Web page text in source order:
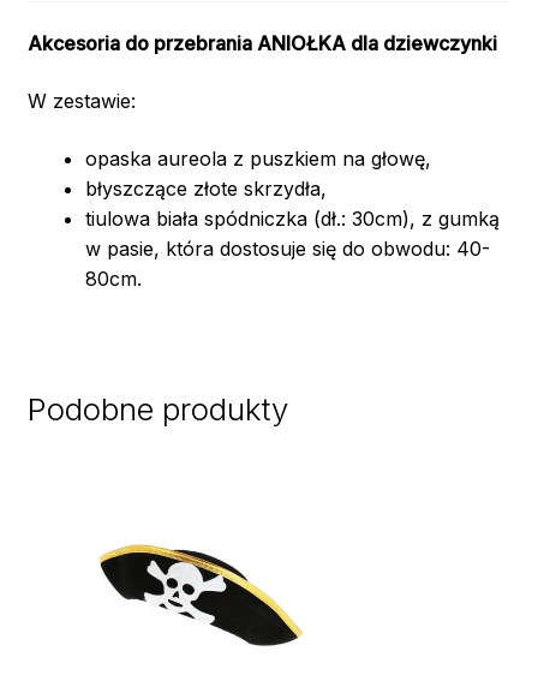
Akcesoria do przebrania ANIOŁKA dla dziewczynki
W zestawie:
opaska aureola z puszkiem na głowę,
błyszczące złote skrzydła,
tiulowa biała spódniczka (dł.: 30cm), z gumką
w pasie, która dostosuje się do obwodu: 40-
80cm.
Podobne produkty